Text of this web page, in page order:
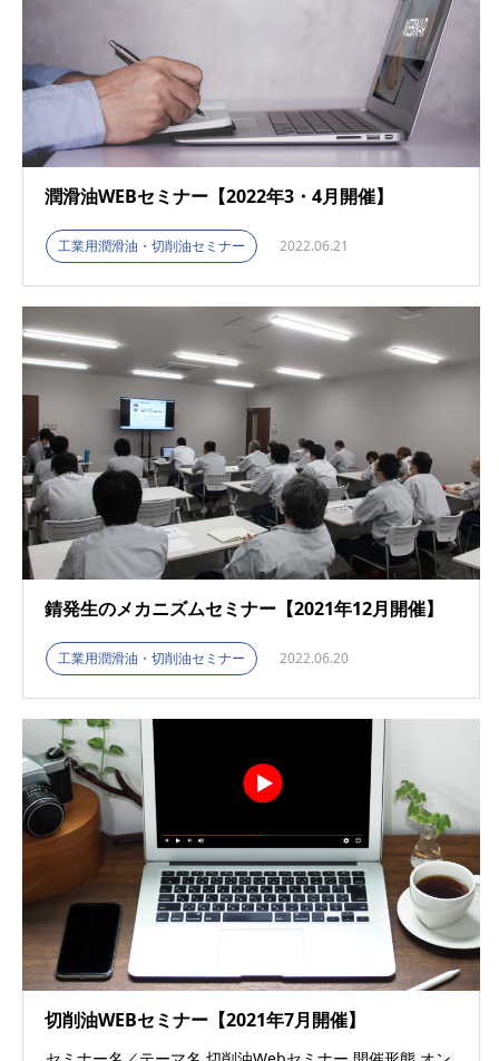
潤滑油WEBセミナー【2022年3・4月開催】
工業用潤滑油・切削油セミナー 2022.06.21
錆発生のメカニズムセミナー【2021年12月開催】
工業用潤滑油・切削油セミナー 2022.06.20
切削油WEBセミナー【2021年7月開催】